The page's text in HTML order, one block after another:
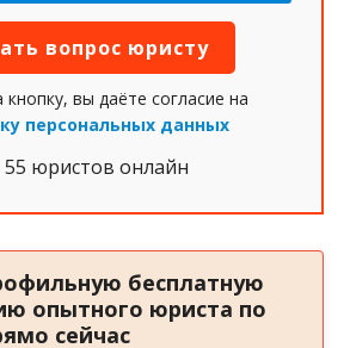
вы даёте согласие на
персональных данных
55 юристов онлайн
бесплатную
опытного юриста по
сейчас